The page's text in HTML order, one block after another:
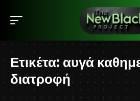
Ετικέτα: αυγά
διατροφή